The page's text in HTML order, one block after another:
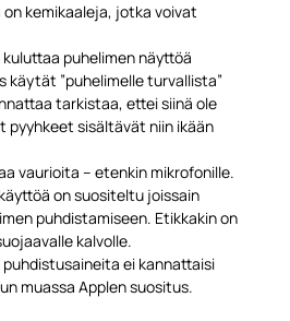
kemikaaleja, jotka voivat
kuluttaa puhelimen näyttöä
käytät ”puhelimelle turvallista”
tarkistaa, ettei siinä ole
pyyhkeet sisältävät niin ikään
vaurioita – etenkin mikrofonille.
on suositeltu joissain
puhdistamiseen. Etikkakin on
kalvolle.
ei kannattaisi
muassa Applen suositus.